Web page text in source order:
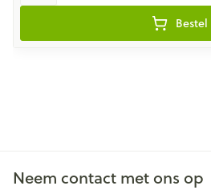
Bestel
Neem contact met ons op